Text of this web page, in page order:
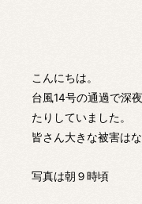
こんにちは。
台風14号の通過で深
たりしていました。
皆さん大きな被害は
写真は朝９時頃